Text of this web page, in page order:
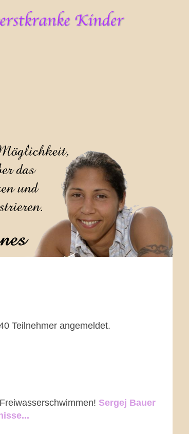
Teilnehmer angemeldet.
Sergej Bauer